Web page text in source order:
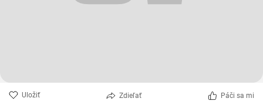
Uložiť Zdieľať Páči sa mi